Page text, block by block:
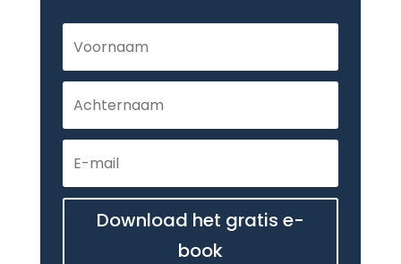
Download het gratis e-
book